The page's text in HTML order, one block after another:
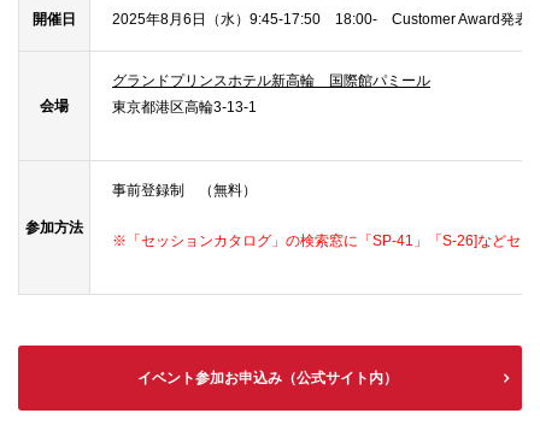
開催日 2025年8月6日（水）9:45-17:50 18:00- Customer Award発表
会場
グランドプリンスホテル新高輪 国際館パミール
東京都港区高輪3-13-1
参加方法
事前登録制 （無料）
※「セッションカタログ」の検索窓に「SP-41」「S-26]などセッ
イベント参加お申込み（公式サイト内）